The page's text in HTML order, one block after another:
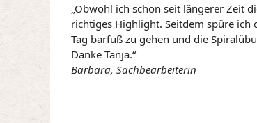
„Obwohl ich schon seit längerer Zeit
richtiges Highlight. Seitdem spüre ich
Tag barfuß zu gehen und die
Danke Tanja.“
Barbara, Sachbearbeiterin